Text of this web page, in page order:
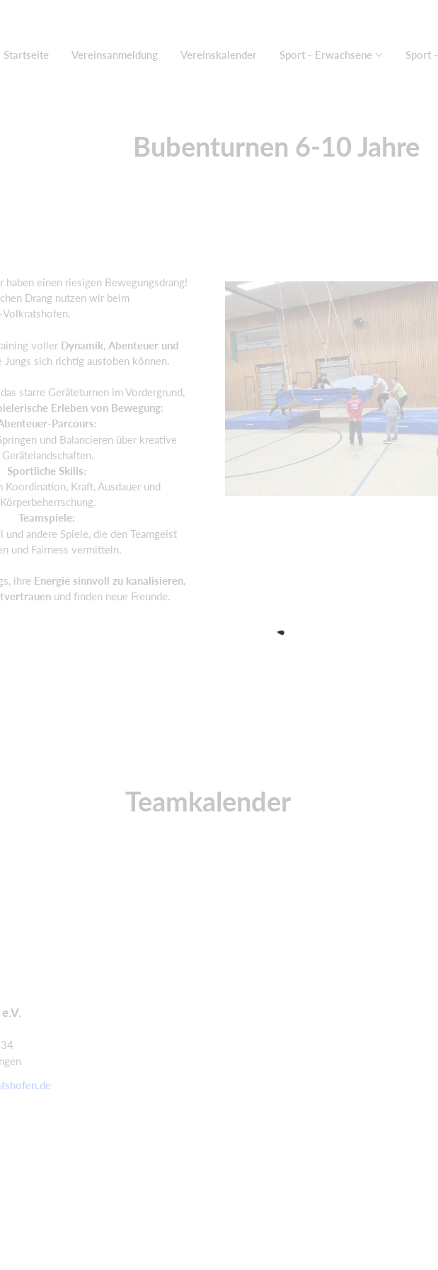
Startseite Vereinsanmeldung Vereinskalender Sport - Erwachsene Sport
Bubenturnen 6-10 Jahre
haben einen riesigen Bewegungsdrang!
Drang nutzen wir beim
Volkratshofen.
voller Dynamik, Abenteuer und
Jungs sich richtig austoben können.
starre Geräteturnen im Vordergrund,
Erleben von Bewegung:
Parcours:
und Balancieren über kreative
Gerätelandschaften.
Sportliche Skills:
Koordination, Kraft, Ausdauer und
Körperbeherrschung.
Teamspiele:
und andere Spiele, die den Teamgeist
und Fairness vermitteln.
ihre Energie sinnvoll zu kanalisieren,
und finden neue Freunde.
Teamkalender